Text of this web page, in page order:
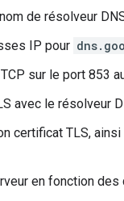
de résolveur
IP pour
sur le port 853
avec le résolveur
certificat TLS,
en fonction